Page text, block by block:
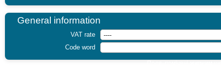
General information
VAT rate
Code word